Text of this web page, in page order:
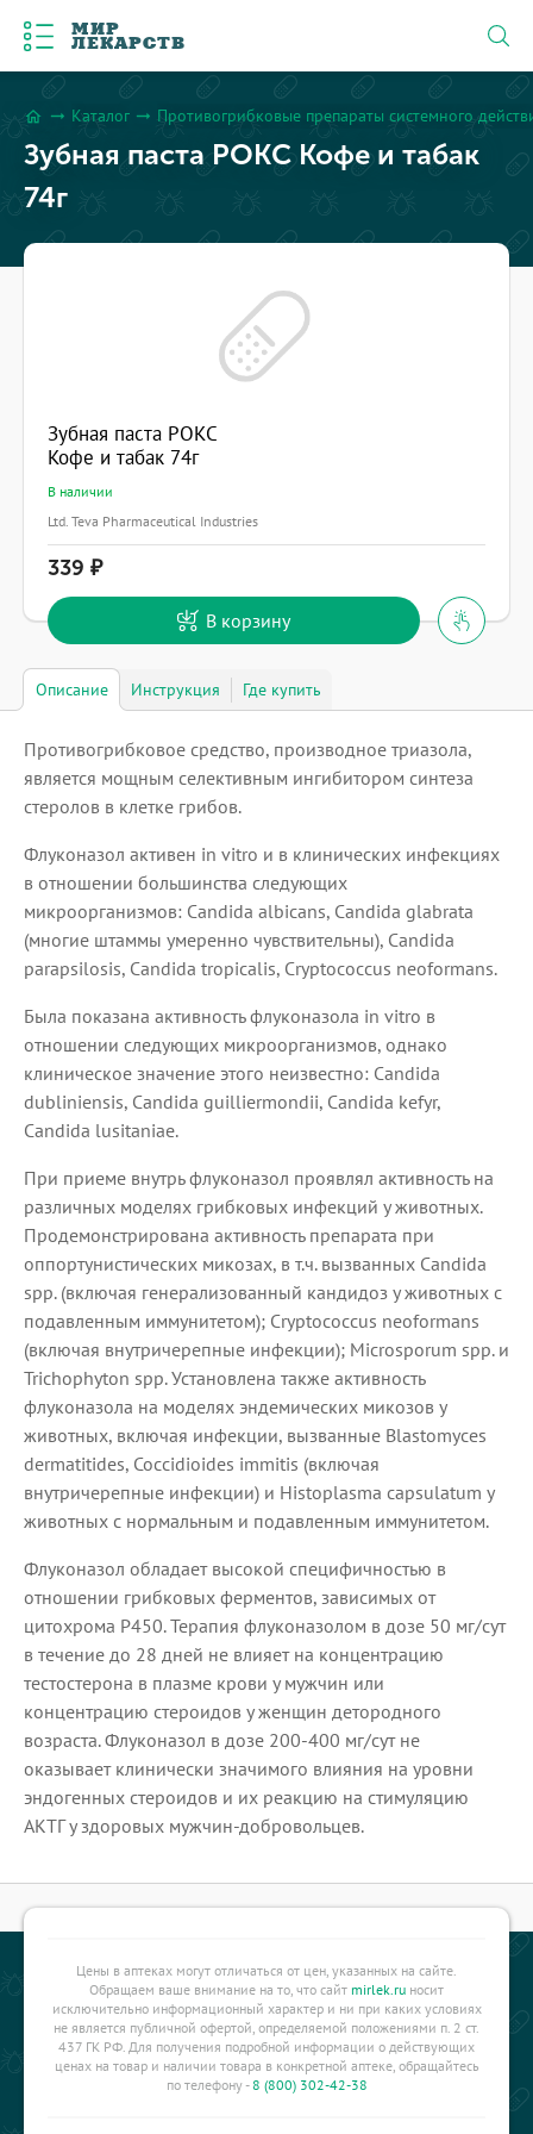
МИР
ЛЕКАРСТВ
home arrow_right_alt Каталог arrow_right_alt Противогрибковые препараты системного
Зубная паста РОКС Кофе и табак
74г
Зубная паста РОКС
Кофе и табак 74г
В наличии
Ltd. Teva Pharmaceutical Industries
339
В корзину
Описание Инструкция Где купить
Противогрибковое средство, производное триазола,
является мощным селективным ингибитором синтеза
стеролов в клетке грибов.
Флуконазол активен in vitro и в клинических инфекциях
в отношении большинства следующих
микроорганизмов: Candida albicans, Candida glabrata
(многие штаммы умеренно чувствительны), Candida
parapsilosis, Candida tropicalis, Cryptococcus neoformans.
Была показана активность флуконазола in vitro в
отношении следующих микроорганизмов, однако
клиническое значение этого неизвестно: Candida
dubliniensis, Candida guilliermondii, Candida kefyr,
Candida lusitaniae.
При приеме внутрь флуконазол проявлял активность на
различных моделях грибковых инфекций у животных.
Продемонстрирована активность препарата при
оппортунистических микозах, в т.ч. вызванных Candida
spp. (включая генерализованный кандидоз у животных с
подавленным иммунитетом); Cryptococcus neoformans
(включая внутричерепные инфекции); Microsporum spp. и
Trichophyton spp. Установлена также активность
флуконазола на моделях эндемических микозов у
животных, включая инфекции, вызванные Blastomyces
dermatitides, Coccidioides immitis (включая
внутричерепные инфекции) и Histoplasma capsulatum у
животных с нормальным и подавленным иммунитетом.
Флуконазол обладает высокой специфичностью в
отношении грибковых ферментов, зависимых от
цитохрома Р450. Терапия флуконазолом в дозе 50 мг/сут
в течение до 28 дней не влияет на концентрацию
тестостерона в плазме крови у мужчин или
концентрацию стероидов у женщин детородного
возраста. Флуконазол в дозе 200-400 мг/сут не
оказывает клинически значимого влияния на уровни
эндогенных стероидов и их реакцию на стимуляцию
АКТГ у здоровых мужчин-добровольцев.
Цены в аптеках могут отличаться от цен, указанных на сайте.
Обращаем ваше внимание на то, что сайт mirlek.ru носит
исключительно информационный характер и ни при каких условиях
не является публичной офертой, определяемой положениями п. 2 ст.
437 ГК РФ. Для получения подробной информации о действующих
ценах на товар и наличии товара в конкретной аптеке, обращайтесь
по телефону -8 (800) 302-42-38